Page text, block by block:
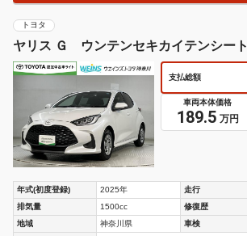
トヨタ
ヤリス Ｇ ウンテンセキカイテンシート
支払総額
車両本体価格
189.5 万円
年式(初度登録) 2025年 走行
排気量
1500cc 修復歴
地域
神奈川県 車検